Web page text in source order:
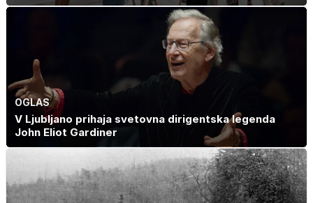
OGLAS
V Ljubljano prihaja svetovna dirigentska legenda
John Eliot Gardiner